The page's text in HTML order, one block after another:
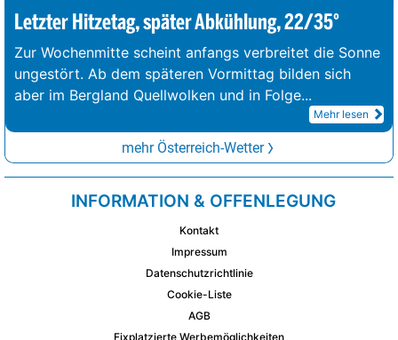
Letzter Hitzetag, später Abkühlung, 22/35°
Zur Wochenmitte scheint anfangs verbreitet die Sonne
ungestört. Ab dem späteren Vormittag bilden sich
aber im Bergland Quellwolken und in Folge...
Mehr lesen
mehr Österreich-Wetter
INFORMATION & OFFENLEGUNG
Kontakt
Impressum
Datenschutzrichtlinie
Cookie-Liste
AGB
Fixplatzierte Werbemöglichkeiten